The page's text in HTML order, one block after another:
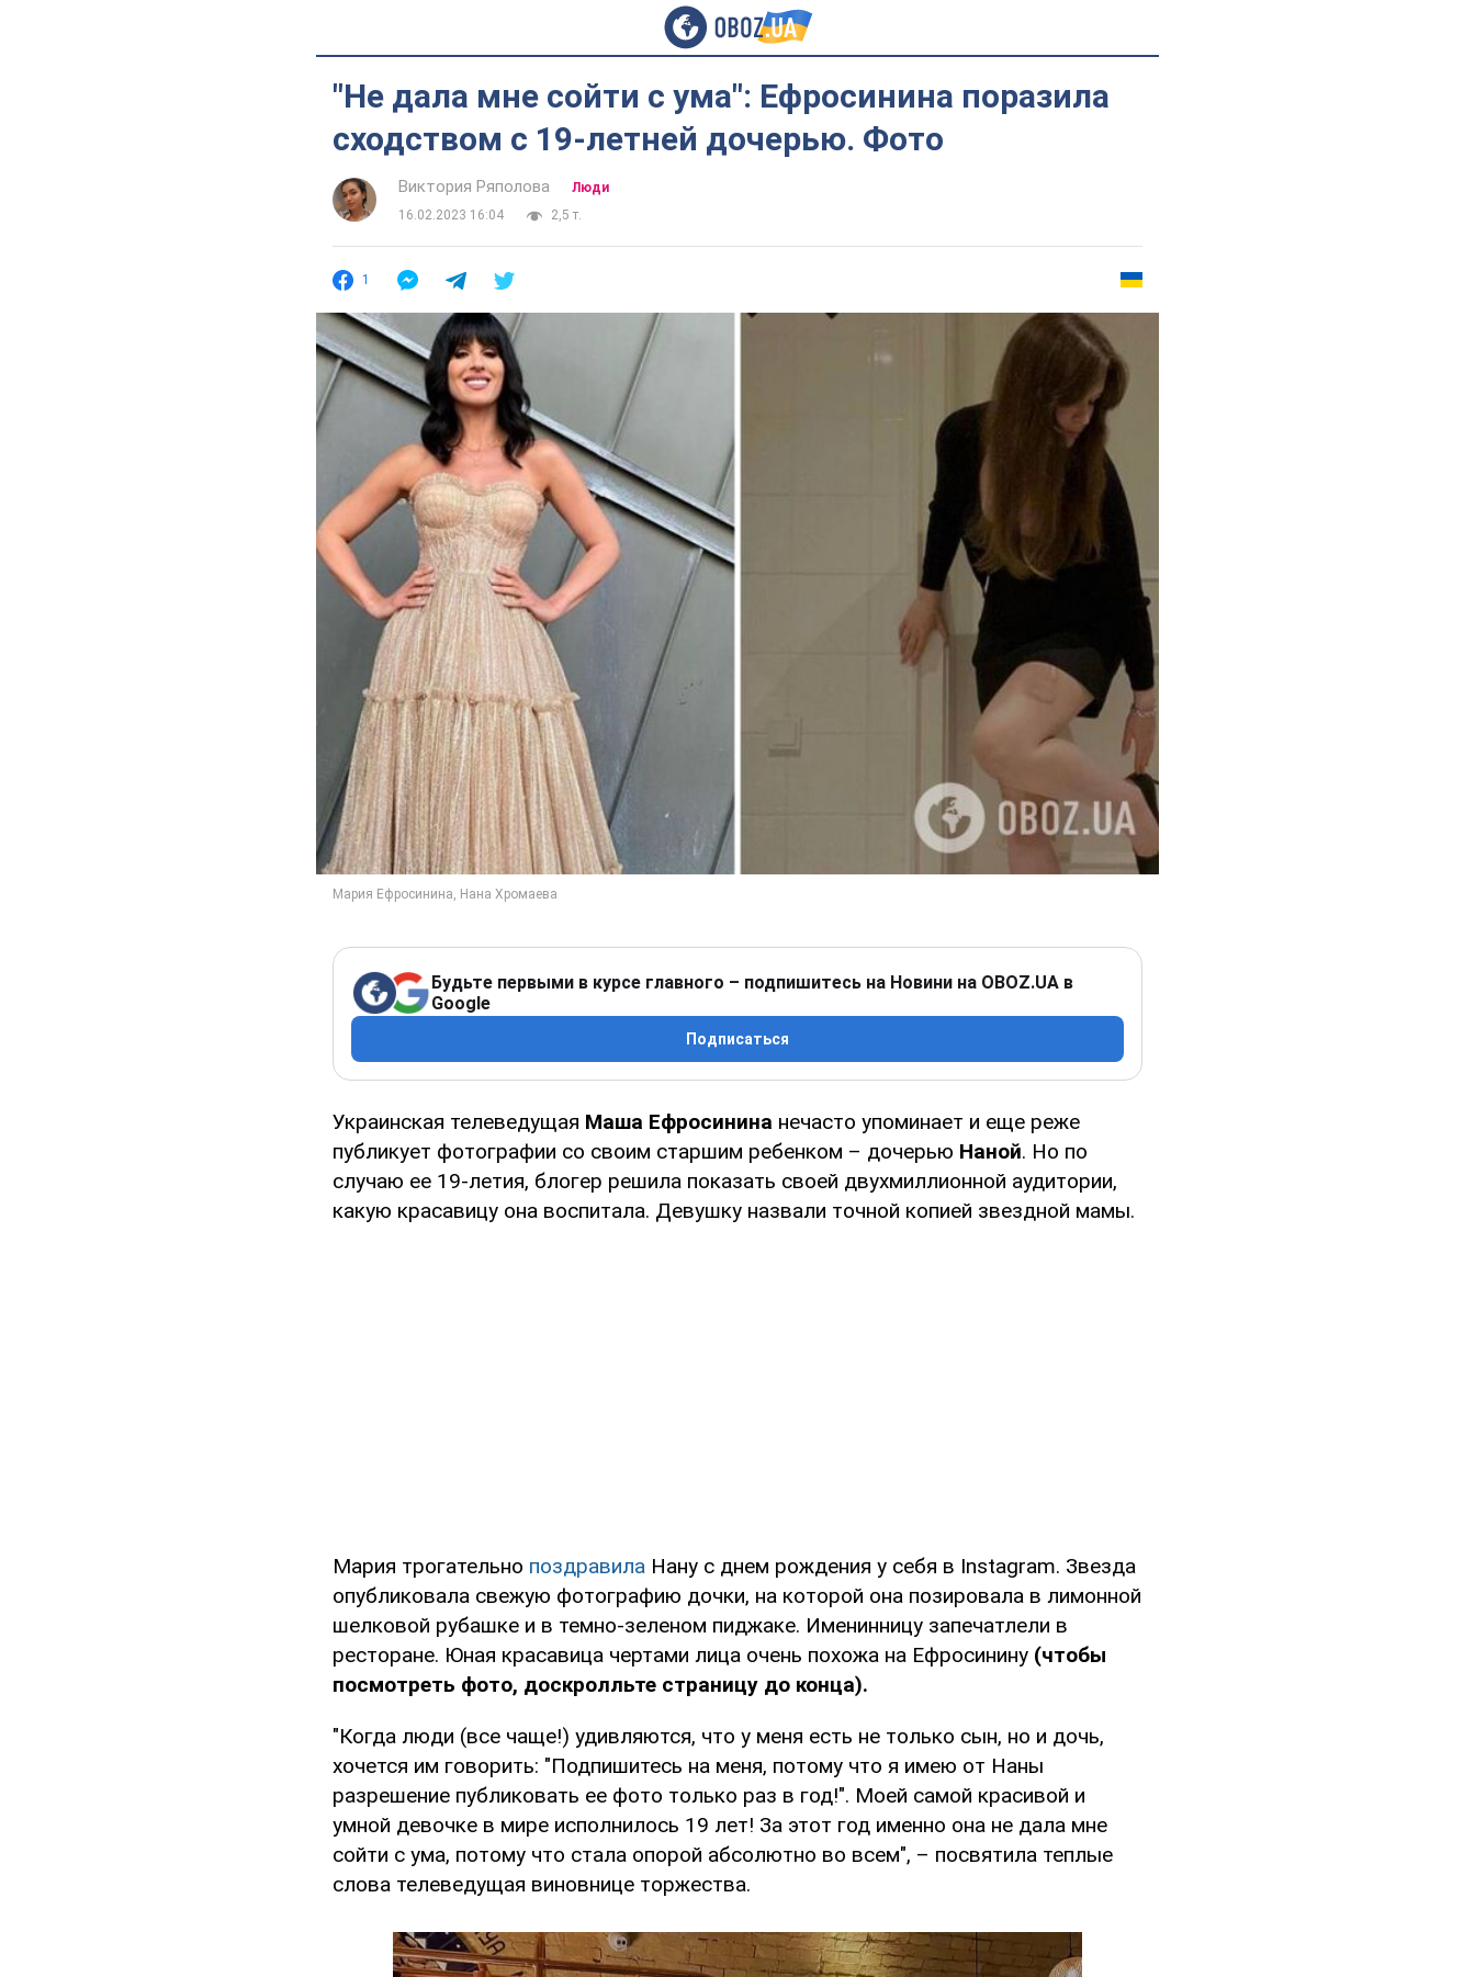
"Не дала мне сойти с ума": Ефросинина поразила
сходством с 19-летней дочерью. Фото
Виктория Ряполова
Люди
16.02.2023 16:04
2,5 т.
1
Будьте первыми в курсе главного – подпишитесь на Новини на OBOZ.UA в
Google
Подписаться
Украинская телеведущая Маша Ефросинина нечасто упоминает и еще реже
публикует фотографии со своим старшим ребенком – дочерью Наной. Но по
случаю ее 19-летия, блогер решила показать своей двухмиллионной аудитории,
какую красавицу она воспитала. Девушку назвали точной копией звездной мамы.
Мария трогательно поздравила Нану с днем рождения у себя в Instagram. Звезда
опубликовала свежую фотографию дочки, на которой она позировала в лимонной
шелковой рубашке и в темно-зеленом пиджаке. Именинницу запечатлели в
ресторане. Юная красавица чертами лица очень похожа на Ефросинину (чтобы
посмотреть фото, доскролльте страницу до конца).
"Когда люди (все чаще!) удивляются, что у меня есть не только сын, но и дочь,
хочется им говорить: "Подпишитесь на меня, потому что я имею от Наны
разрешение публиковать ее фото только раз в год!". Моей самой красивой и
умной девочке в мире исполнилось 19 лет! За этот год именно она не дала мне
сойти с ума, потому что стала опорой абсолютно во всем", – посвятила теплые
слова телеведущая виновнице торжества.